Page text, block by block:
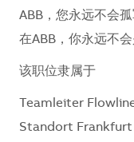
ABB，您永远不会
在ABB，你永远不会
该职位隶属于
Teamleiter
Standort Frankfurt